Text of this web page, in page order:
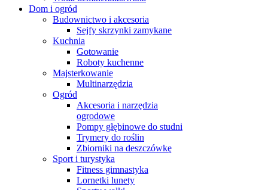
Dom i ogród
Budownictwo i akcesoria
Sejfy skrzynki zamykane
Kuchnia
Gotowanie
Roboty kuchenne
Majsterkowanie
Multinarzędzia
Ogród
Akcesoria i narzędzia
ogrodowe
Pompy głębinowe do studni
Trymery do roślin
Zbiorniki na deszczówkę
Sport i turystyka
Fitness gimnastyka
Lornetki lunety